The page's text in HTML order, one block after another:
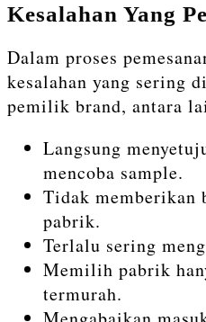
Kesalahan Yang
Dalam proses
kesalahan yang sering
pemilik brand, antara
Langsung
mencoba sample.
Tidak memberikan
pabrik.
Terlalu sering
Memilih pabrik
termurah.